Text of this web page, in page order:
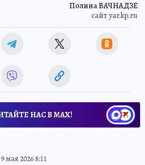
Полина ВАЧНАДЗЕ
сайт yar.kp.ru
НАС В МАХ!
9 мая 2026 8:11